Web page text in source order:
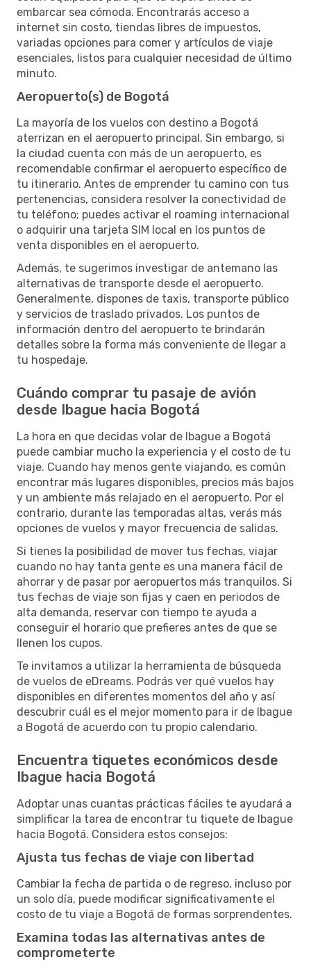
embarcar sea cómoda. Encontrarás acceso a
internet sin costo, tiendas libres de impuestos,
variadas opciones para comer y artículos de viaje
esenciales, listos para cualquier necesidad de último
minuto.
Aeropuerto(s) de Bogotá
La mayoría de los vuelos con destino a Bogotá
aterrizan en el aeropuerto principal. Sin embargo, si
la ciudad cuenta con más de un aeropuerto, es
recomendable confirmar el aeropuerto específico de
tu itinerario. Antes de emprender tu camino con tus
pertenencias, considera resolver la conectividad de
tu teléfono; puedes activar el roaming internacional
o adquirir una tarjeta SIM local en los puntos de
venta disponibles en el aeropuerto.
Además, te sugerimos investigar de antemano las
alternativas de transporte desde el aeropuerto.
Generalmente, dispones de taxis, transporte público
y servicios de traslado privados. Los puntos de
información dentro del aeropuerto te brindarán
detalles sobre la forma más conveniente de llegar a
tu hospedaje.
Cuándo comprar tu pasaje de avión
desde Ibague hacia Bogotá
La hora en que decidas volar de Ibague a Bogotá
puede cambiar mucho la experiencia y el costo de tu
viaje. Cuando hay menos gente viajando, es común
encontrar más lugares disponibles, precios más bajos
y un ambiente más relajado en el aeropuerto. Por el
contrario, durante las temporadas altas, verás más
opciones de vuelos y mayor frecuencia de salidas.
Si tienes la posibilidad de mover tus fechas, viajar
cuando no hay tanta gente es una manera fácil de
ahorrar y de pasar por aeropuertos más tranquilos. Si
tus fechas de viaje son fijas y caen en periodos de
alta demanda, reservar con tiempo te ayuda a
conseguir el horario que prefieres antes de que se
llenen los cupos.
Te invitamos a utilizar la herramienta de búsqueda
de vuelos de eDreams. Podrás ver qué vuelos hay
disponibles en diferentes momentos del año y así
descubrir cuál es el mejor momento para ir de Ibague
a Bogotá de acuerdo con tu propio calendario.
Encuentra tiquetes económicos desde
Ibague hacia Bogotá
Adoptar unas cuantas prácticas fáciles te ayudará a
simplificar la tarea de encontrar tu tiquete de Ibague
hacia Bogotá. Considera estos consejos:
Ajusta tus fechas de viaje con libertad
Cambiar la fecha de partida o de regreso, incluso por
un solo día, puede modificar significativamente el
costo de tu viaje a Bogotá de formas sorprendentes.
Examina todas las alternativas antes de
comprometerte